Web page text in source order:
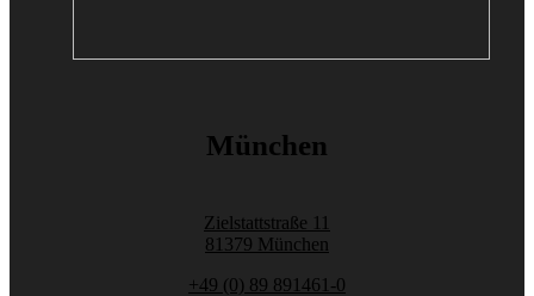
München
Zielstattstraße 11
81379 München
+49 (0) 89 891461-0